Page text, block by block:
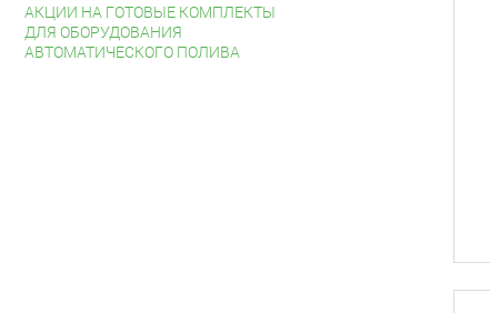
АКЦИИ НА ГОТОВЫЕ КОМПЛЕКТЫ
ДЛЯ ОБОРУДОВАНИЯ
АВТОМАТИЧЕСКОГО ПОЛИВА